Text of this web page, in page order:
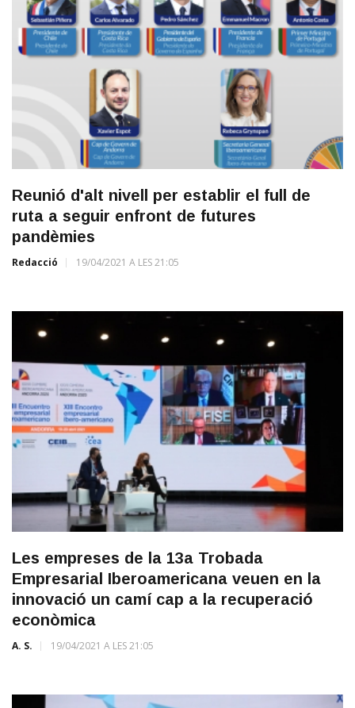
Reunió d'alt nivell per establir el full de
ruta a seguir enfront de futures
pandèmies
Redacció 19/04/2021 A LES 21:05
Les empreses de la 13a Trobada
Empresarial Iberoamericana veuen en la
innovació un camí cap a la recuperació
econòmica
A. S. 19/04/2021 A LES 21:05